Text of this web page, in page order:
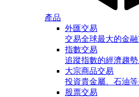
產品
外匯交易
交易全球最大的金融
指數交易
追蹤指數的經濟趨勢
大宗商品交易
投資貴金屬、石油等
股票交易